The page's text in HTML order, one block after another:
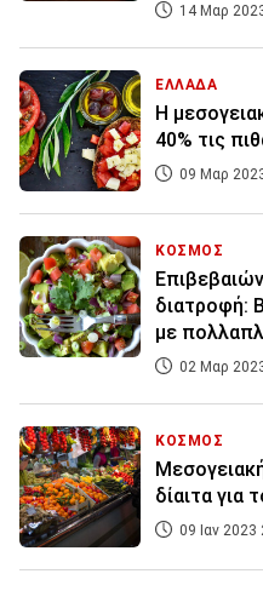
14 Μαρ
ΕΛΛΑΔΑ
Η
40% τις
09 Μαρ
ΚΟΣΜΟΣ
διατροφή:
με
02 Μαρ
ΚΟΣΜΟΣ
δίαιτα για
09 Ιαν 2023